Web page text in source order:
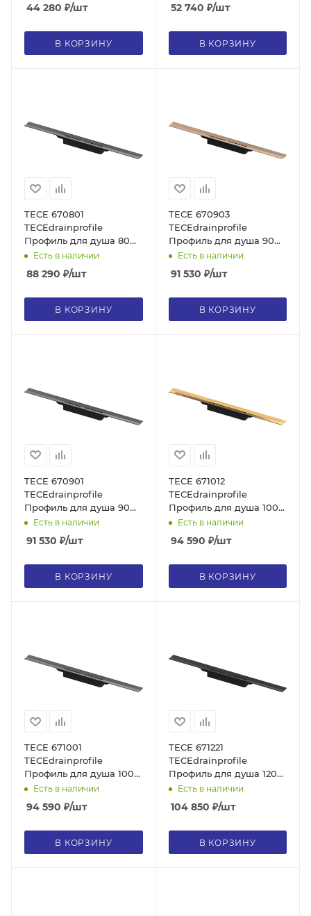
44 280 ₽/шт
В КОРЗИНУ
52 740 ₽/шт
В КОРЗИНУ
TECE 670801
TECEdrainprofile
Профиль для душа 80
см, сатин, черный хром
hansgrohe/AXOR, без
сифона
Есть в наличии
88 290 ₽/шт
В КОРЗИНУ
TECE 670903
TECEdrainprofile
Профиль для душа 90
см, сатин, красный,
позолоченный
hansgrohe/AXOR, без
Есть в наличии
91 530 ₽/шт
В КОРЗИНУ
TECE 670901
TECEdrainprofile
Профиль для душа 90
см, сатин, черный хром
hansgrohe/AXOR, без
сифона
Есть в наличии
91 530 ₽/шт
В КОРЗИНУ
TECE 671012
TECEdrainprofile
Профиль для душа 100
см, глянец,
позолоченный
hansgrohe/AXOR, без
Есть в наличии
94 590 ₽/шт
В КОРЗИНУ
TECE 671001
TECEdrainprofile
Профиль для душа 100
см, сатин, черный хром
hansgrohe/AXOR, без
сифона
Есть в наличии
94 590 ₽/шт
В КОРЗИНУ
TECE 671221
TECEdrainprofile
Профиль для душа 120
см, цвет сатин, черный
brushed stainless steel,
black, без сифона
Есть в наличии
104 850 ₽/шт
В КОРЗИНУ